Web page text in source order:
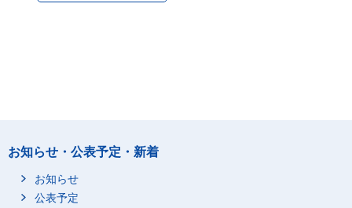
お知らせ・公表予定・新着
お知らせ
公表予定